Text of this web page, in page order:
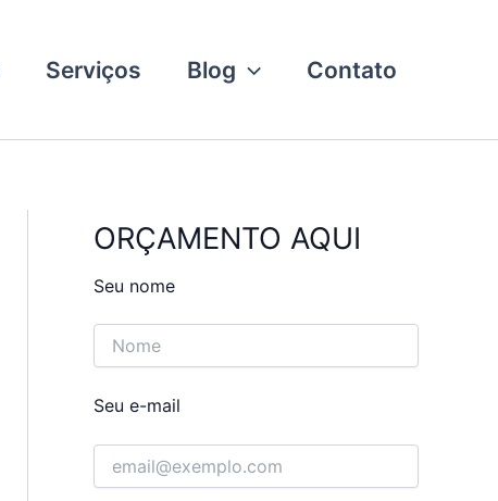
Serviços Blog Contato
ORÇAMENTO AQUI
Seu nome
Seu e-mail